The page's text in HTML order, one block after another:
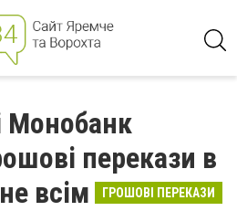
Монобанк
перекази в
всім
ГРОШОВІ ПЕРЕКАЗИ